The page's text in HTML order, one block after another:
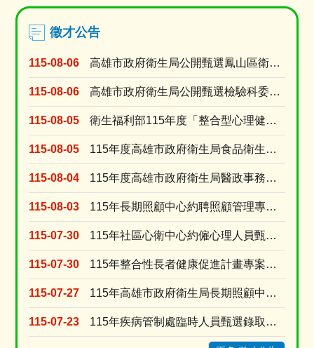
徵才公告
115-08-06 高雄市政府衛生局公開甄選鳳山區衛生所委任第5職等或薦任第6職等至第7職等衛生技術職系技士1名
115-08-06 高雄市政府衛生局公開甄選檢驗科委任第5職等或薦任第6職等至第7職等衛生技術職系技士(A670....
115-08-05 衛生福利部115年度「整合型心理健康工作計畫」臨時人員 甄選資格符合名單及甄選時間
115-08-05 115年度高雄市政府衛生局食品衛生科「約用人員」徵才公告
115-08-04 115年度高雄市政府衛生局醫政事務科「約用人員」徵才公告
115-08-03 115年長期照顧中心約聘照顧管理專員甄選24名
115-07-30 115年社區心衛中心約僱心理人員甄選1名
115-07-30 115年整合性長者健康促進計畫專案營養師招聘
115-07-27 115年高雄市政府衛生局長期照顧中心「家照督導」甄選結果公告
115-07-23 115年疾病管制處臨時人員甄選錄取公告